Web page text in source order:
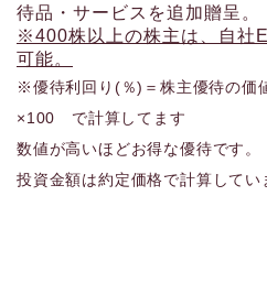
待品・サービスを追加贈呈。
※400株以上の株主は、自社
可能。
※優待利回り(％)＝株主優待の価
×100 で計算してます
数値が高いほどお得な優待です。
投資金額は約定価格で計算してい